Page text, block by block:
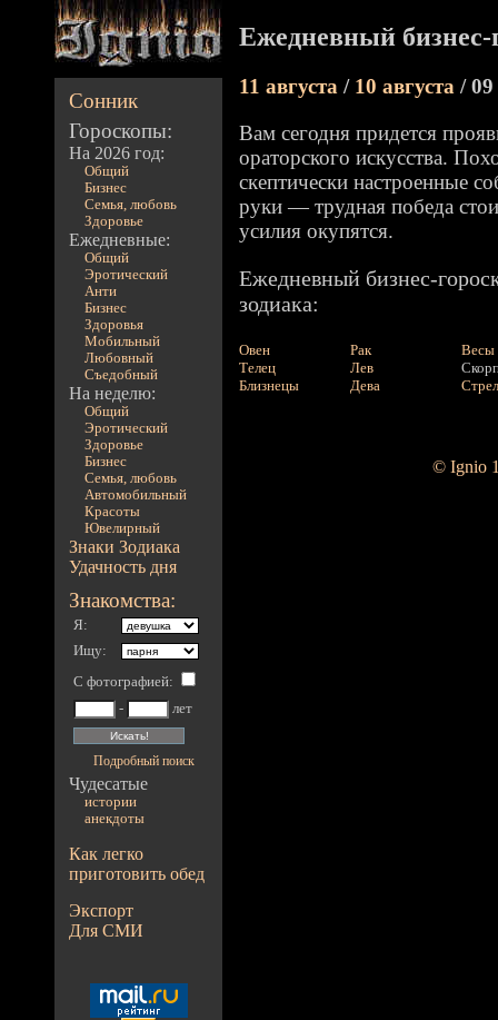
Сонник
Гороскопы:
На 2026 год:
Общий
Бизнес
Семья, любовь
Здоровье
Ежедневные:
Общий
Эротический
Анти
Бизнес
Здоровья
Мобильный
Любовный
Съедобный
На неделю:
Общий
Эротический
Здоровье
Бизнес
Семья, любовь
Автомобильный
Красоты
Ювелирный
Знаки Зодиака
Удачность дня
Знакомства:
Я:
Ищу:
С фотографией:
-
лет
Подробный поиск
Чудесатые
истории
анекдоты
Как легко
приготовить обед
Экспорт
Для СМИ
Ежедневный
11 августа / 10 августа / 09
Вам сегодня придется
ораторского искусства.
скептически настроенные
руки — трудная победа
усилия окупятся.
Ежедневный бизнес-
зодиака:
Овен
Телец
Близнецы
Рак
Лев
Дева
Весы
© Ignio